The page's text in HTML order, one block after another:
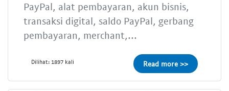
PayPal, alat pembayaran, akun bisnis,
transaksi digital, saldo PayPal, gerbang
pembayaran, merchant,...
Dilihat: 1897 kali Read more >>